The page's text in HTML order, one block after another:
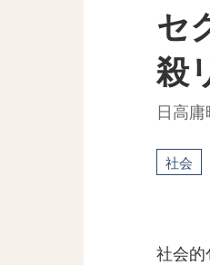
セ
殺
日高
社会
社会的